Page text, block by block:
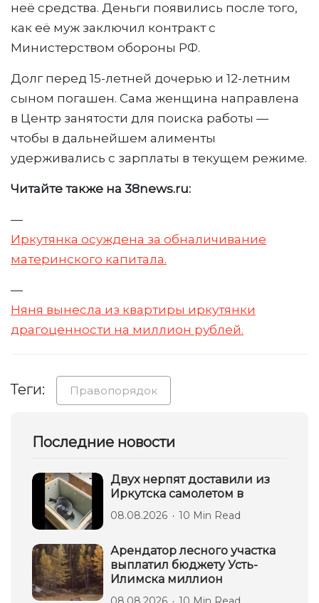
неё средства. Деньги появились после того,
как её муж заключил контракт с
Министерством обороны РФ.
Долг перед 15-летней дочерью и 12-летним
сыном погашен. Сама женщина направлена
в Центр занятости для поиска работы —
чтобы в дальнейшем алименты
удерживались с зарплаты в текущем режиме.
Читайте также на 38news.ru:
—
Иркутянка осуждена за обналичивание
материнского капитала.
—
Няня вынесла из квартиры иркутянки
драгоценности на миллион рублей.
Теги: Правопорядок
Последние новости
Двух нерпят доставили из
Иркутска самолетом в
08.08.2026 10 Min Read
Арендатор лесного участка
выплатил бюджету Усть-
Илимска миллион